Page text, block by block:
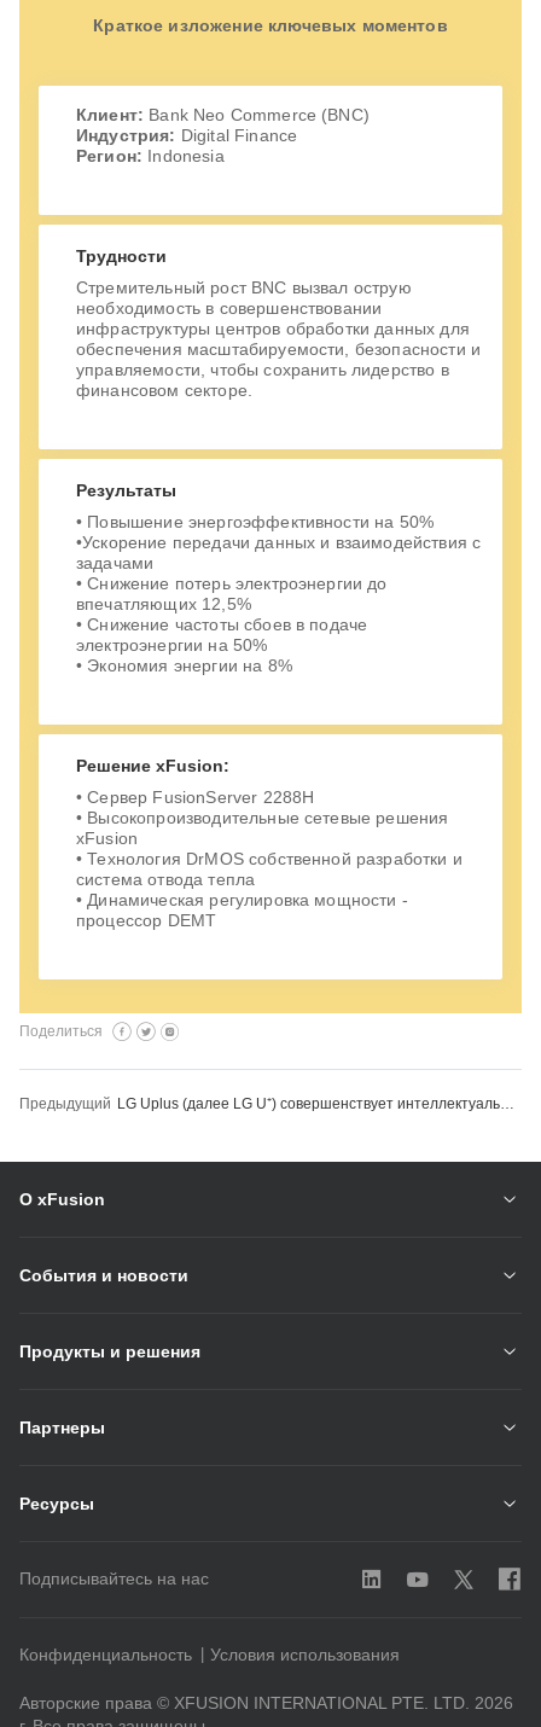
Краткое изложение ключевых моментов
Клиент: Bank Neo Commerce (BNC)
Индустрия: Digital Finance
Регион: Indonesia
Трудности
Стремительный рост BNC вызвал острую
необходимость в совершенствовании
инфраструктуры центров обработки данных для
обеспечения масштабируемости, безопасности и
управляемости, чтобы сохранить лидерство в
финансовом секторе.
Результаты
• Повышение энергоэффективности на 50%
•Ускорение передачи данных и взаимодействия с
задачами
• Снижение потерь электроэнергии до
впечатляющих 12,5%
• Снижение частоты сбоев в подаче
электроэнергии на 50%
• Экономия энергии на 8%
Решение xFusion:
• Сервер FusionServer 2288H
• Высокопроизводительные сетевые решения
xFusion
• Технология DrMOS собственной разработки и
система отвода тепла
• Динамическая регулировка мощности -
процессор DEMT
Поделиться
Предыдущий LG Uplus (далее LG U⁺) совершенствует интеллектуальную службу видеонаблюдения на базе ИИ с помощью xFusion и усиливает вычислительную инфраструктуру для оптимизации интеллектуального опыта пользователей
О xFusion
События и новости
Продукты и решения
Партнеры
Ресурсы
Подписывайтесь на нас
Авторские права © XFUSION INTERNATIONAL PTE. LTD. 2026
Конфиденциальность Условия использования